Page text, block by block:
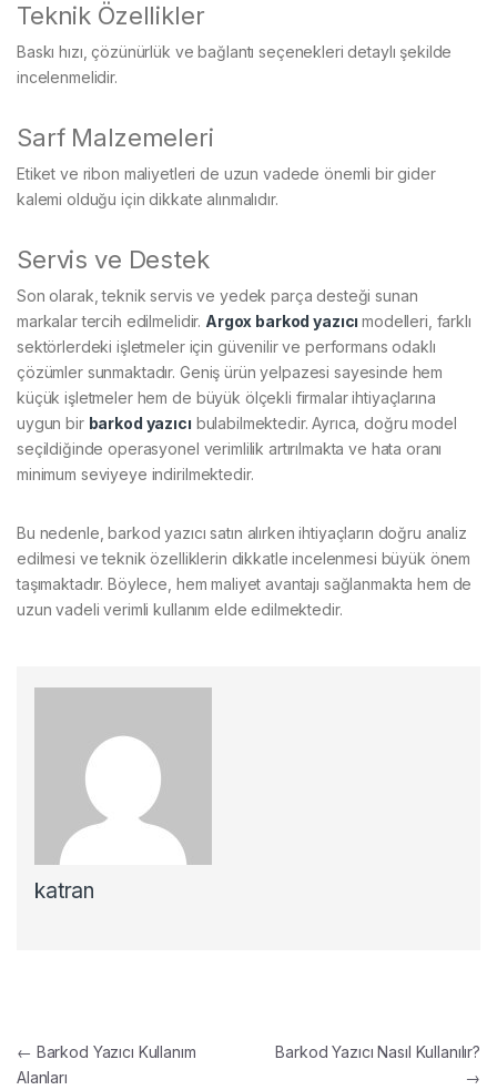
Teknik Özellikler
Baskı hızı, çözünürlük ve bağlantı seçenekleri detaylı şekilde
incelenmelidir.
Sarf Malzemeleri
Etiket ve ribon maliyetleri de uzun vadede önemli bir gider
kalemi olduğu için dikkate alınmalıdır.
Servis ve Destek
Son olarak, teknik servis ve yedek parça desteği sunan
markalar tercih edilmelidir. Argox barkod yazıcımodelleri, farklı
sektörlerdeki işletmeler için güvenilir ve performans odaklı
çözümler sunmaktadır. Geniş ürün yelpazesi sayesinde hem
küçük işletmeler hem de büyük ölçekli firmalar ihtiyaçlarına
uygun bir barkod yazıcı bulabilmektedir. Ayrıca, doğru model
seçildiğinde operasyonel verimlilik artırılmakta ve hata oranı
minimum seviyeye indirilmektedir.
Bu nedenle, barkod yazıcı satın alırken ihtiyaçların doğru analiz
edilmesi ve teknik özelliklerin dikkatle incelenmesi büyük önem
taşımaktadır. Böylece, hem maliyet avantajı sağlanmakta hem de
uzun vadeli verimli kullanım elde edilmektedir.
katran
Yazı gezinmesi
← Barkod Yazıcı Kullanım
Alanları
Barkod Yazıcı Nasıl Kullanılır?
→